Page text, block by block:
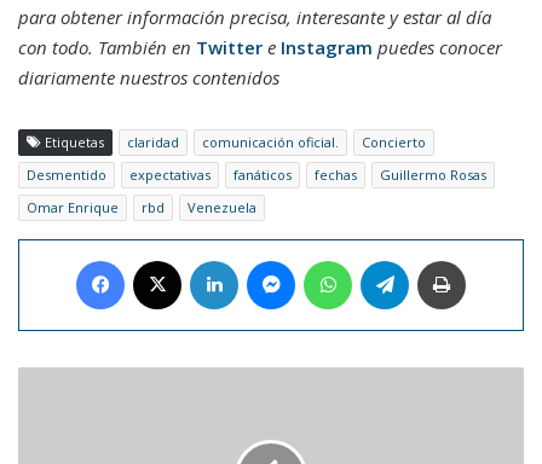
para obtener información precisa, interesante y estar al día
con todo. También en Twitter e Instagram puedes conocer
diariamente nuestros contenidos
Etiquetas claridad comunicación oficial.
Concierto
Desmentido
expectativas fanáticos fechas
Guillermo Rosas
Omar Enrique
rbd Venezuela
Facebook LinkedIn MessengerWhatsAppTelegram